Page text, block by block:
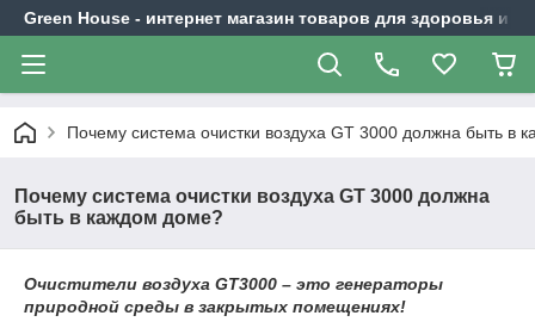
Green House - интернет магазин товаров для здоровья и
Почему система очистки воздуха GT 3000 должна быть в
Почему система очистки воздуха GT 3000 должна
быть в каждом доме?
Очистители воздуха GT3000 – это генераторы
природной среды в закрытых помещениях!